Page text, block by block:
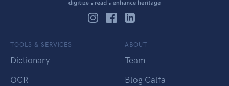
TOOLS & SERVICES
Dictionary
OCR
ABOUT
Team
Blog Calfa